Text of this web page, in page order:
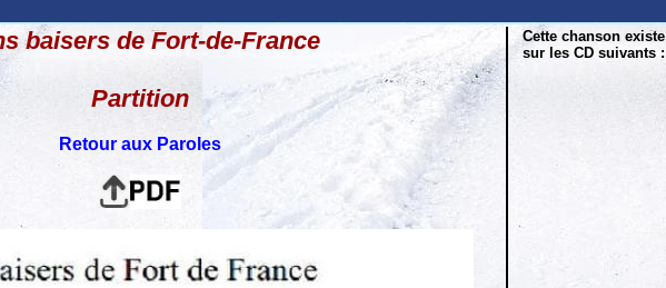
baisers de Fort-de-France
Partition
Retour aux Paroles
Cette chanson existe
sur les CD suivants :